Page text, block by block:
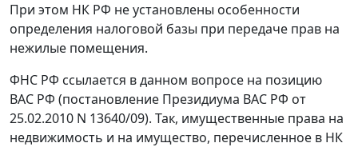
При этом НК РФ не установлены особенности
определения налоговой базы при передаче прав на
нежилые помещения.
ФНС РФ ссылается в данном вопросе на позицию
ВАС РФ (постановление Президиума ВАС РФ от
25.02.2010 N 13640/09). Так, имущественные права на
недвижимость и на имущество, перечисленное в НК